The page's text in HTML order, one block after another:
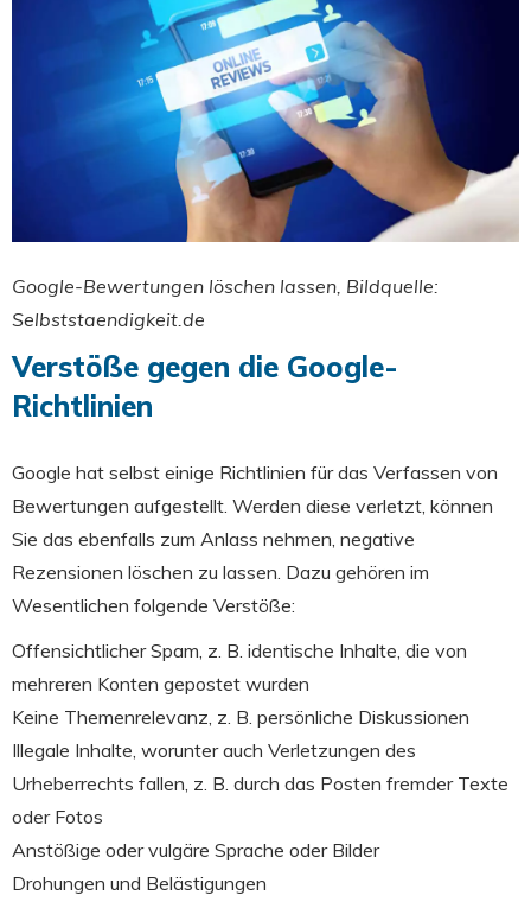
Google-Bewertungen löschen lassen, Bildquelle:
Selbststaendigkeit.de
Verstöße gegen die Google-
Richtlinien
Google hat selbst einige Richtlinien für das Verfassen von
Bewertungen aufgestellt. Werden diese verletzt, können
Sie das ebenfalls zum Anlass nehmen, negative
Rezensionen löschen zu lassen. Dazu gehören im
Wesentlichen folgende Verstöße:
Offensichtlicher Spam, z. B. identische Inhalte, die von
mehreren Konten gepostet wurden
Keine Themenrelevanz, z. B. persönliche Diskussionen
Illegale Inhalte, worunter auch Verletzungen des
Urheberrechts fallen, z. B. durch das Posten fremder Texte
oder Fotos
Anstößige oder vulgäre Sprache oder Bilder
Drohungen und Belästigungen